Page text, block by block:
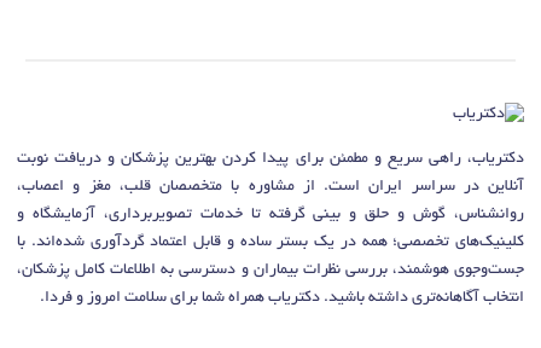
دکتریاب، راهی سریع و مطمئن برای پیدا کردن بهترین پزشکان و دریافت نوبت
آنلاین در سراسر ایران است. از مشاوره با متخصصان قلب، مغز و اعصاب،
روانشناس، گوش و حلق و بینی گرفته تا خدمات تصویربرداری، آزمایشگاه و
کلینیک‌های تخصصی؛ همه در یک بستر ساده و قابل اعتماد گردآوری شده‌اند. با
جست‌وجوی هوشمند، بررسی نظرات بیماران و دسترسی به اطلاعات کامل پزشکان،
انتخاب آگاهانه‌تری داشته باشید. دکتریاب همراه شما برای سلامت امروز و فردا.